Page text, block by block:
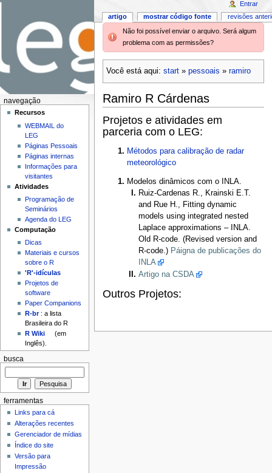
Não foi possível enviar o arquivo. Será algum
problema com as permissões?
Você está aqui: start» pessoais » ramiro
Ramiro R Cárdenas
Projetos e atividades em
parceria com o LEG:
Métodos para calibração de radar
meteorológico
Modelos dinâmicos com o INLA.
Ruiz-Cardenas R., Krainski E.T.
and Rue H., Fitting dynamic
models using integrated nested
Laplace approximations – INLA.
Old R-code. (Revised version and
R-code.) Páigna de publicações do
INLA
Artigo na CSDA
Outros Projetos:
artigo mostrar código fonte revisões
Entrar
navegação
Recursos
WEBMAIL do
LEG
Páginas Pessoais
Páginas internas
Informações para
visitantes
Atividades
Programação de
Seminários
Agenda do LEG
Computação
Dicas
Materiais e cursos
sobre o R
'R'-idículas
Projetos de
software
Paper Companions
R-br: a lista
Brasileira do R
R Wiki
(em
Inglês).
busca
ferramentas
Links para cá
Alterações recentes
Gerenciador de mídias
Índice do site
Versão para
Impressão